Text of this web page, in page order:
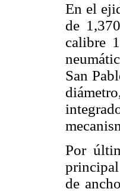
En el
de
calibre
San
Por
principal
de